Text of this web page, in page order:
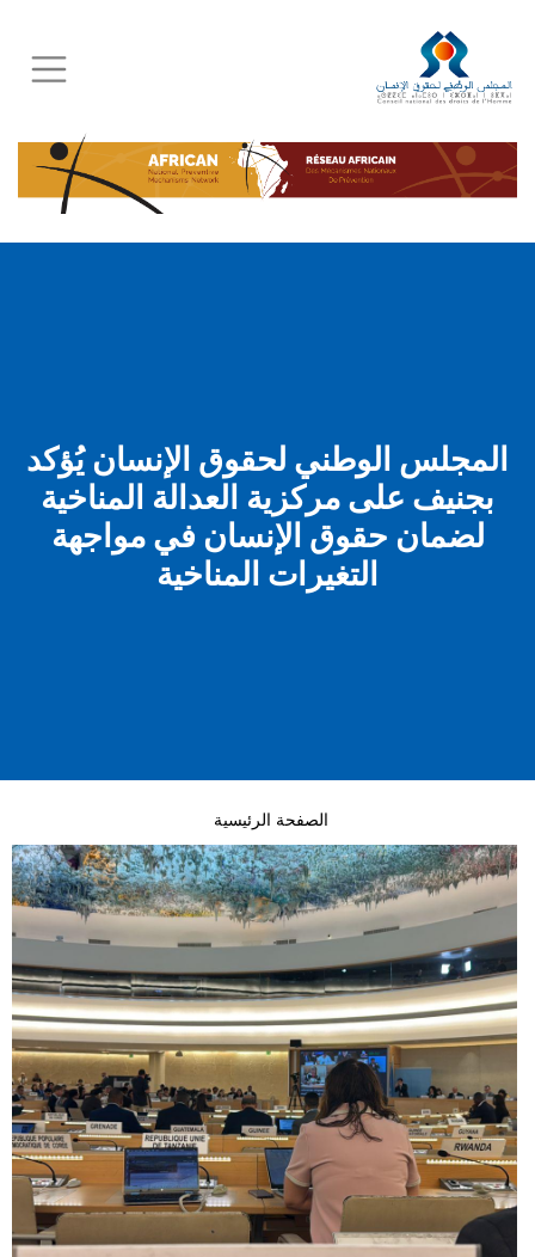
Skip
to
main
content
المجلس الوطني لحقوق الإنسان يُؤكد
بجنيف على مركزية العدالة المناخية
لضمان حقوق الإنسان في مواجهة
التغيرات المناخية
الصفحة الرئيسية